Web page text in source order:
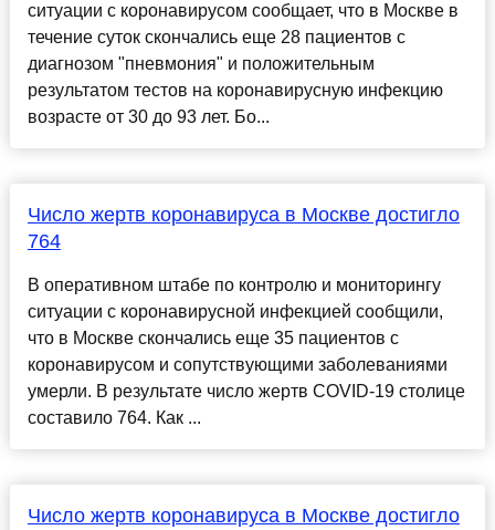
ситуации с коронавирусом сообщает, что в Москве в
течение суток скончались еще 28 пациентов с
диагнозом "пневмония" и положительным
результатом тестов на коронавирусную инфекцию
возрасте от 30 до 93 лет. Бо...
Число жертв коронавируса в Москве достигло
764
В оперативном штабе по контролю и мониторингу
ситуации с коронавирусной инфекцией сообщили,
что в Москве скончались еще 35 пациентов с
коронавирусом и сопутствующими заболеваниями
умерли. В результате число жертв COVID-19 столице
составило 764. Как ...
Число жертв коронавируса в Москве достигло